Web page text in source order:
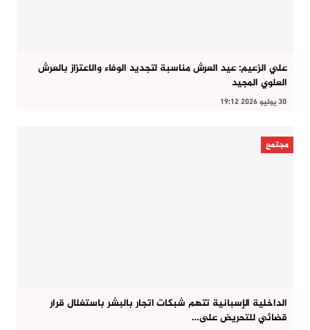
علي الزعيم: عيد العرش مناسبة لتجديد الوفاء والاعتزاز بالعرش
العلوي المجيد
30 يوليو 2026 19:12
مجتمع
الداخلية الإسبانية تتهم شبكات اتجار بالبشر باستغلال قرار
قضائي للتحريض على…